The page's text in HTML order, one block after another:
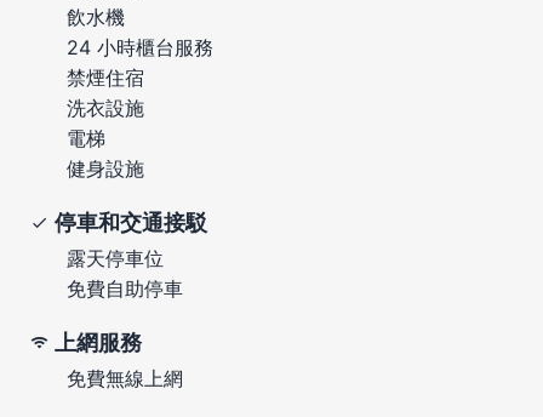
飲水機
24 小時櫃台服務
禁煙住宿
洗衣設施
電梯
健身設施
停車和交通接駁
露天停車位
免費自助停車
上網服務
免費無線上網